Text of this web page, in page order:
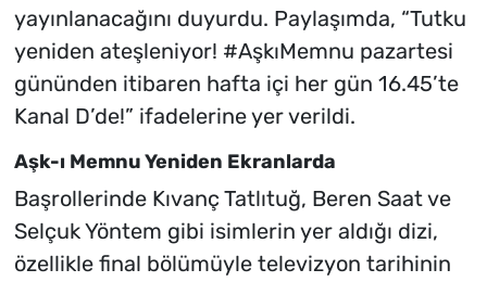
yayınlanacağını duyurdu. Paylaşımda, “Tutku
yeniden ateşleniyor! #AşkıMemnu pazartesi
gününden itibaren hafta içi her gün 16.45’te
Kanal D’de!” ifadelerine yer verildi.
Aşk-ı Memnu Yeniden Ekranlarda
Başrollerinde Kıvanç Tatlıtuğ, Beren Saat ve
Selçuk Yöntem gibi isimlerin yer aldığı dizi,
özellikle final bölümüyle televizyon tarihinin